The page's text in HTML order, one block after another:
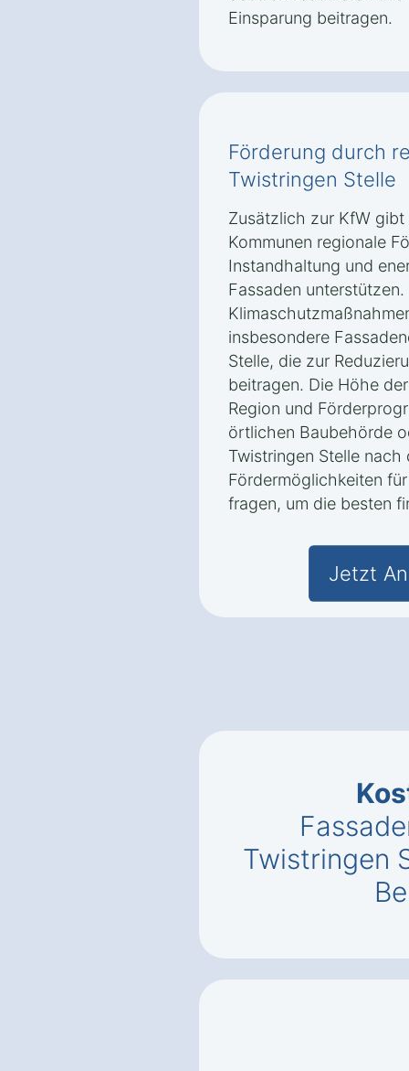
Einsparung beitragen.
Förderung durch
Twistringen Stelle
Zusätzlich zur KfW gibt
Kommunen regionale
Instandhaltung und
Fassaden
insbesondere
Stelle, die zur
beitragen. Die Höhe
Region und
örtlichen Baubehörde
Twistringen Stelle
Fördermöglichkeiten
fragen, um die besten
Jetzt
Twistringen